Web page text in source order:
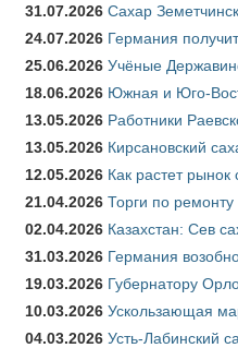
31.07.2026 Сахар
24.07.2026 Германия
25.06.2026 Учёные
18.06.2026 Южная и Юго-
13.05.2026 Работники
13.05.2026 Кирсановский
12.05.2026 Как растет
21.04.2026 Торги по
02.04.2026 Казахстан: Сев
31.03.2026 Германия
19.03.2026 Губернатору
10.03.2026 Ускользающая
04.03.2026 Усть-Лабинский